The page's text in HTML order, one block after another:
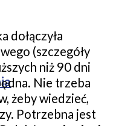
dołączyła
(szczegóły
niż 90 dni
Nie trzeba
żeby wiedzieć,
Potrzebna jest